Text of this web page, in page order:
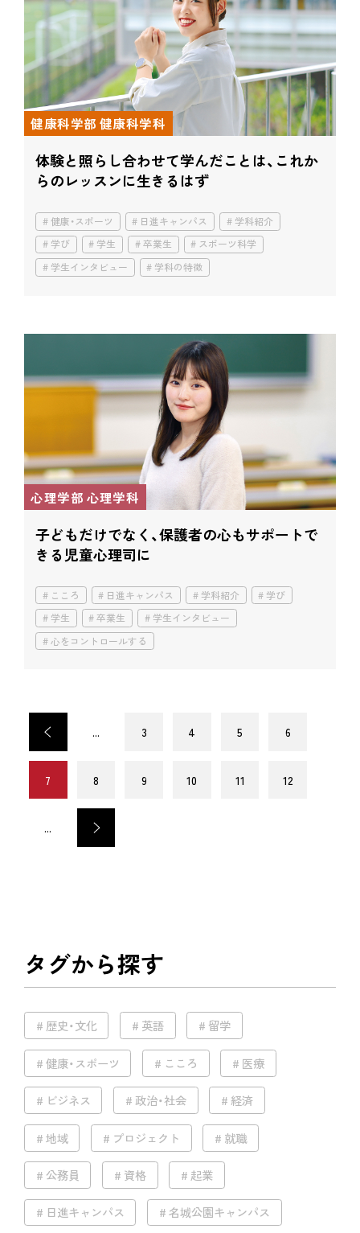
健康科学部 健康科学科
体験と照らし合わせて学んだことは、 これか
らのレッスンに生きるはず
健康・スポーツ 日進キャンパス
学科紹介
学び
学生 卒業生
スポーツ科学
学生インタビュー
学科の特徴
心理学部 心理学科
子どもだけでなく、保護者の心もサポートで
きる児童心理司に
こころ 日進キャンパス 学科紹介
学び
学生
卒業生
学生インタビュー
心をコントロールする
< ... 3 4 5 6
7 8 9 10 11 12
... >
タグから探す
歴史・文化 英語 留学
健康・スポーツ こころ 医療
ビジネス 政治・社会 経済
地域 プロジェクト 就職
公務員 資格 起業
日進キャンパス 名城公園キャンパス